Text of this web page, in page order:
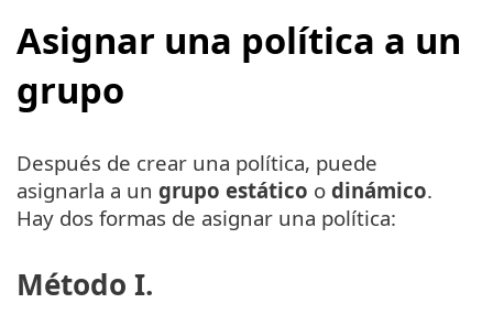
Asignar una política a un
grupo
Después de crear una política, puede
asignarla a un grupo estático o dinámico.
Hay dos formas de asignar una política:
Método I.